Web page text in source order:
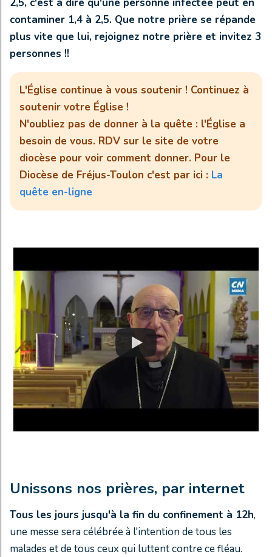
contaminer 1,4 à 2,5. Que notre prière se répande
plus vite que lui, rejoignez notre prière et invitez 3
personnes !!
L'Église continue à vous soutenir ! Continuez à
soutenir votre Église !
N'oubliez pas de donner à la quête : l'Église a
besoin de vous. RDV sur le site de votre
diocèse pour voir comment donner. Pour le
Diocèse de Fréjus-Toulon c'est par ici : La
quête en-ligne
Unissons nos prières, par internet
Tous les jours jusqu'à la fin du confinement à 12h,
une messe sera célébrée à l'intention de tous les
malades et de tous ceux qui luttent contre ce fléau.